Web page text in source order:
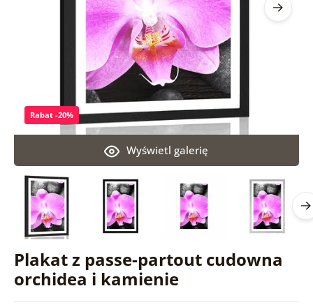
Plakat z passe-partout cudowna
orchidea i kamienie
Wyświetl galerię
Rabat -20%